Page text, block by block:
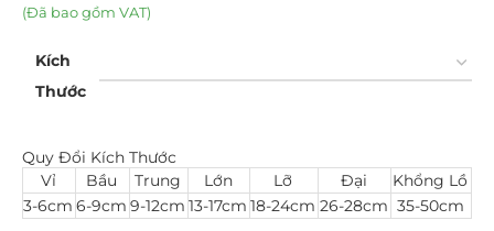
(Đã bao gồm VAT)
Kích
Thước
Quy Đổi Kích Thước
Vỉ
Bầu Trung Lớn Lỡ Đại
Khổng Lồ
3-6cm 6-9cm 9-12cm 13-17cm 18-24cm 26-28cm 35-50cm